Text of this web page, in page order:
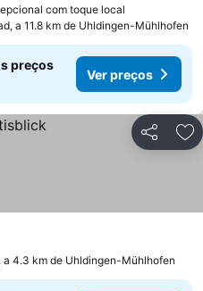
com toque local
a 11.8 km de Uhldingen-Mühlhofen
preços
Ver preços
Partilhar
a 4.3 km de Uhldingen-Mühlhofen